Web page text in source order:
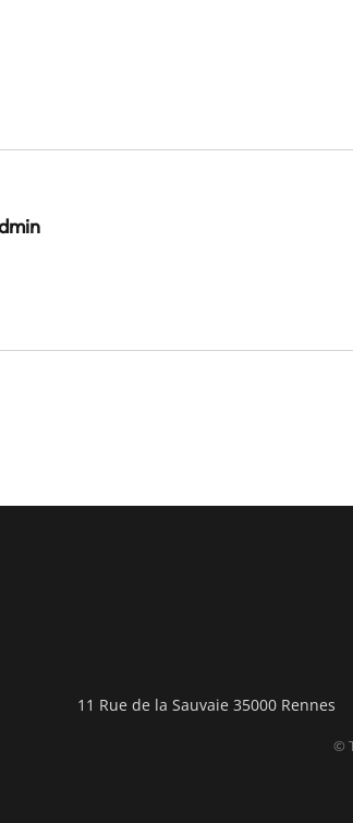
11 Rue de la Sauvaie 35000 Rennes
©